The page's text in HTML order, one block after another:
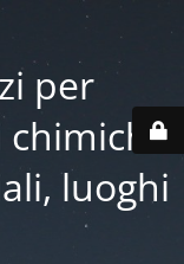
per
luoghi